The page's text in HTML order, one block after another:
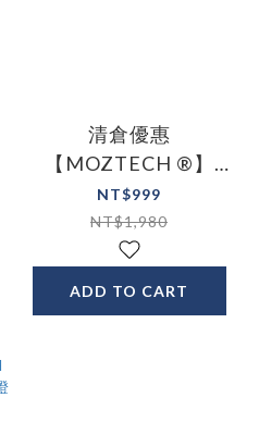
清倉優惠
【MOZTECH ®】
BANG!燈 變變燈 多功
能支架LED無線感應燈
NT$999
NT$1,980
ADD TO CART